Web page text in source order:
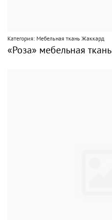
Категория: Мебельная ткань Жаккард
«Роза» мебельная ткань